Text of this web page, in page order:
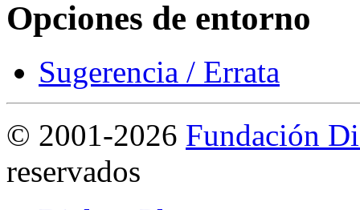
Opciones de entorno
Sugerencia / Errata
© 2001-2026 Fundación
reservados